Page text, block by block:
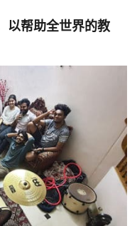
以帮助全世界的教